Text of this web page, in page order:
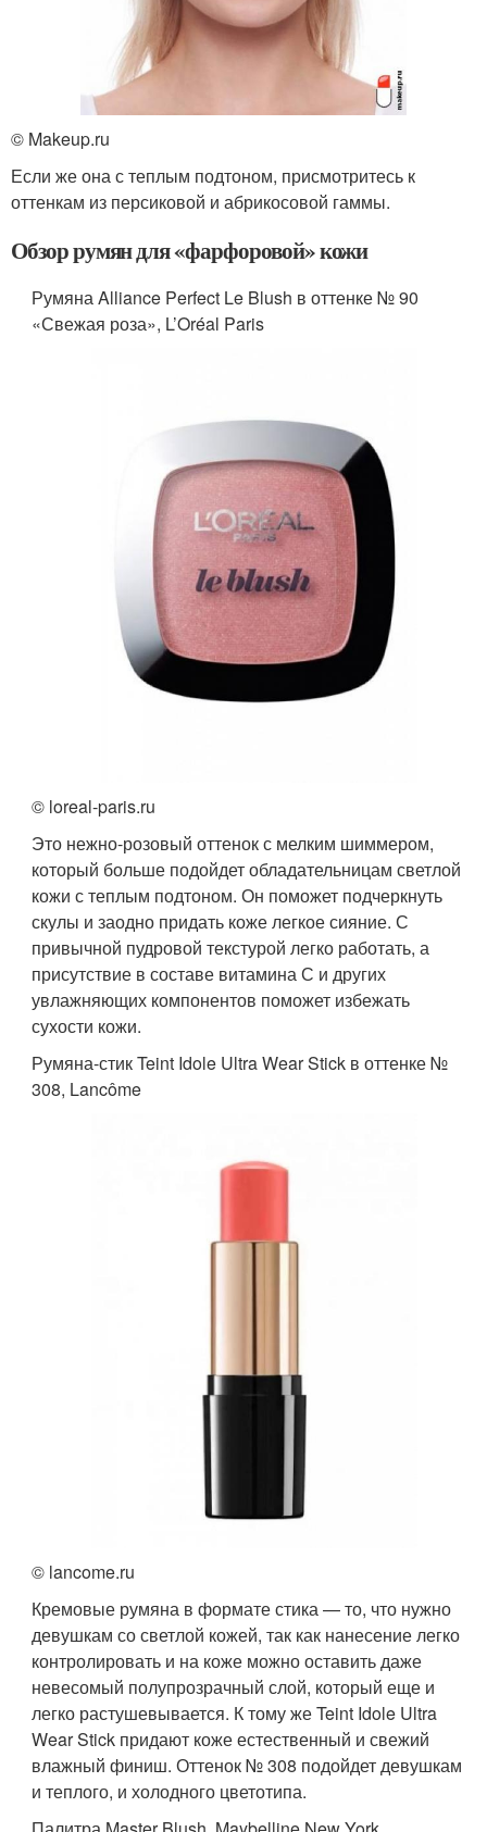
© Makeup.ru
Если же она с теплым подтоном, присмотритесь к
оттенкам из персиковой и абрикосовой гаммы.
Обзор румян для «фарфоровой» кожи
Румяна Alliance Perfect Le Blush в оттенке № 90
«Свежая роза», L’Oréal Paris
© loreal-paris.ru
Это нежно-розовый оттенок с мелким шиммером,
который больше подойдет обладательницам светлой
кожи с теплым подтоном. Он поможет подчеркнуть
скулы и заодно придать коже легкое сияние. С
привычной пудровой текстурой легко работать, а
присутствие в составе витамина С и других
увлажняющих компонентов поможет избежать
сухости кожи.
Румяна-стик Teint Idole Ultra Wear Stick в оттенке №
308, Lancôme
© lancome.ru
Кремовые румяна в формате стика — то, что нужно
девушкам со светлой кожей, так как нанесение легко
контролировать и на коже можно оставить даже
невесомый полупрозрачный слой, который еще и
легко растушевывается. К тому же Teint Idole Ultra
Wear Stick придают коже естественный и свежий
влажный финиш. Оттенок № 308 подойдет девушкам
и теплого, и холодного цветотипа.